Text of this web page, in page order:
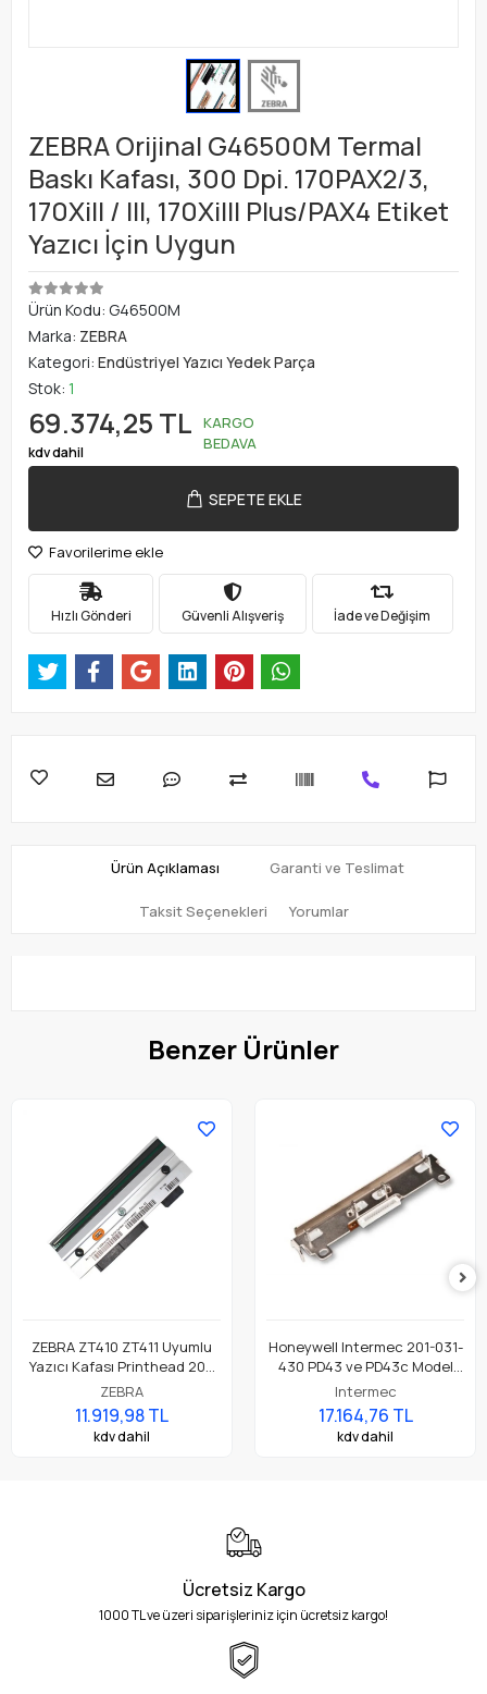
ZEBRA Orijinal G46500M Termal
Baskı Kafası, 300 Dpi. 170PAX2/3,
170XiII / III, 170XiIII Plus/PAX4 Etiket
Yazıcı İçin Uygun
Ürün Kodu: G46500M
Marka: ZEBRA
Kategori: Endüstriyel Yazıcı Yedek Parça
Stok: 1
69.374,25 TL
kdv dahil
KARGO
BEDAVA
SEPETE EKLE
Favorilerime ekle
Hızlı Gönderi Güvenli Alışveriş İade ve Değişim
Ürün Açıklaması Garanti ve Teslimat
Taksit Seçenekleri Yorumlar
Benzer Ürünler
ZEBRA ZT410 ZT411 Uyumlu
Yazıcı Kafası Printhead 203
Dpi Parça No: P1058930-009
ZEBRA
11.919,98 TL
kdv dahil
Honeywell Intermec 201-031-
430 PD43 ve PD43c Model
Barkod Etiket Yazıcı 203 Dpi
Termal Baskı Kafası
Intermec
17.164,76 TL
kdv dahil
Ücretsiz Kargo
1000 TL ve üzeri siparişleriniz için ücretsiz kargo!